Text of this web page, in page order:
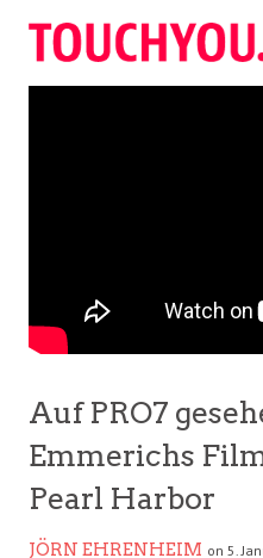
Auf PRO7
Emmerichs
Pearl Harbor
JÖRN EHRENHEIM on 5.